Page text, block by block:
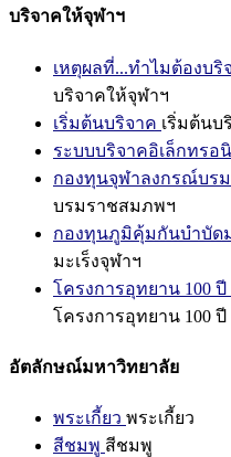
บริจาคให้จุฬาฯ
เหตุผลที่...ทำไมต้องบริ
บริจาคให้จุฬาฯ
เริ่มต้นบริจาค เริ่มต้นบ
ระบบบริจาคอิเล็กทรอ
กองทุนจุฬาลงกรณ์บร
บรมราชสมภพฯ
กองทุนภูมิคุ้มกันบำบัดม
มะเร็งจุฬาฯ
โครงการอุทยาน 100
โครงการอุทยาน 100
อัตลักษณ์มหาวิทยาลัย
พระเกี้ยว พระเกี้ยว
สีชมพู สีชมพู